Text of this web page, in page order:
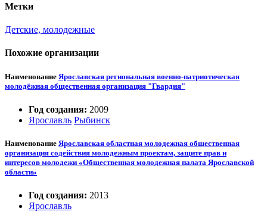
Метки
Детские, молодежные
Похожие организации
Наименование Ярославская региональная военно-патриотическая
молодёжная общественная организация "Гвардия"
Год создания: 2009
Ярославль Рыбинск
Наименование Ярославская областная молодежная общественная
организация содействия молодежным проектам, защите прав и
интересов молодежи «Общественная молодежная палата Ярославской
области»
Год создания: 2013
Ярославль